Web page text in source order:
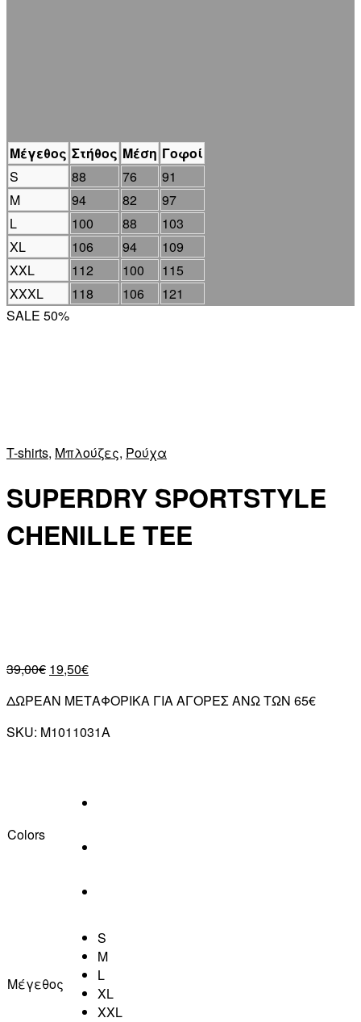
Μέγεθος Στήθος Μέση Γοφοί
S
88 76
91
M
94 82
97
L
100 88
103
XL
106 94
109
XXL
112 100
115
XXXL
118 106
121
SALE 50%
T-shirts, Μπλούζες, Ρούχα
SUPERDRY SPORTSTYLE
CHENILLE TEE
39,00€ 19,50€
ΔΩΡΕΑΝ ΜΕΤΑΦΟΡΙΚΑ ΓΙΑ ΑΓΟΡΕΣ ΑΝΩ ΤΩΝ 65€
SKU: M1011031A
Colors
Μέγεθος
S
M
L
XL
XXL